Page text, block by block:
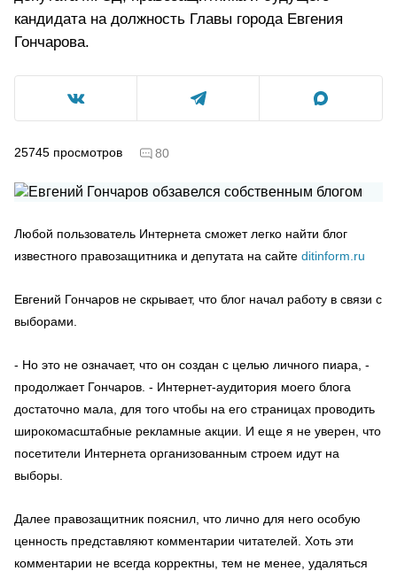
кандидата на должность Главы города Евгения
Гончарова.
25745 просмотров 80
Любой пользователь Интернета сможет легко найти блог
известного правозащитника и депутата на сайте ditinform.ru
Евгений Гончаров не скрывает, что блог начал работу в связи с
выборами.
- Но это не означает, что он создан с целью личного пиара, -
продолжает Гончаров. - Интернет-аудитория моего блога
достаточно мала, для того чтобы на его страницах проводить
широкомасштабные рекламные акции. И еще я не уверен, что
посетители Интернета организованным строем идут на
выборы.
Далее правозащитник пояснил, что лично для него особую
ценность представляют комментарии читателей. Хоть эти
комментарии не всегда корректны, тем не менее, удаляться